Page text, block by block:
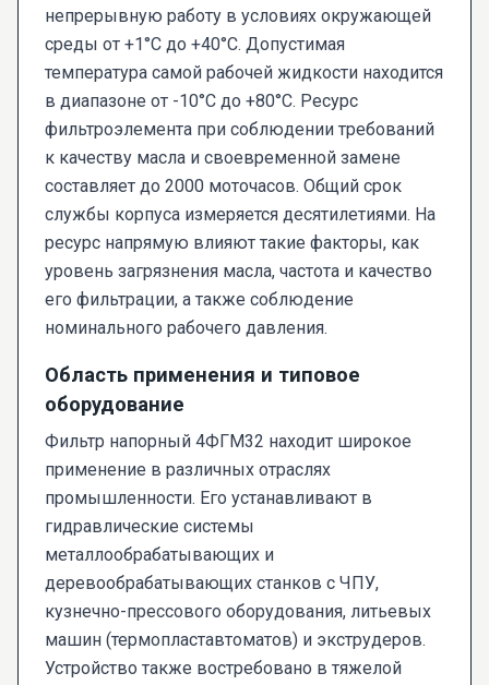
непрерывную работу в условиях окружающей
среды от +1°С до +40°С. Допустимая
температура самой рабочей жидкости находится
в диапазоне от -10°С до +80°С. Ресурс
фильтроэлемента при соблюдении требований
к качеству масла и своевременной замене
составляет до 2000 моточасов. Общий срок
службы корпуса измеряется десятилетиями. На
ресурс напрямую влияют такие факторы, как
уровень загрязнения масла, частота и качество
его фильтрации, а также соблюдение
номинального рабочего давления.
Область применения и типовое
оборудование
Фильтр напорный 4ФГМ32 находит широкое
применение в различных отраслях
промышленности. Его устанавливают в
гидравлические системы
металлообрабатывающих и
деревообрабатывающих станков с ЧПУ,
кузнечно-прессового оборудования, литьевых
машин (термопластавтоматов) и экструдеров.
Устройство также востребовано в тяжелой